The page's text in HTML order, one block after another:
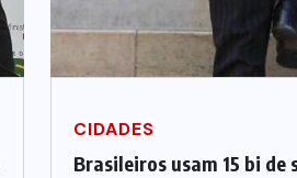
CIDADES
Brasileiros usam 15 bi